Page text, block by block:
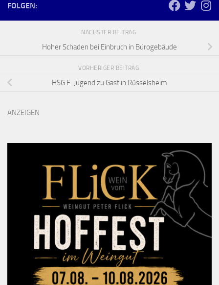
FOLGEN:
NÄCHSTER BEITRAG
Hoher Schaden bei Einbruch in Bürogebäude
VORHERIGER BEITRAG
HSG F-Jugend zu Gast in Rüsselsheim
ANZEIGEN